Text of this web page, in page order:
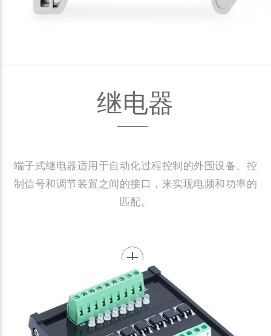
继电器
端子式继电器适用于自动化过程控制的外围设备、控
制信号和调节装置之间的接口，来实现电频和功率的
匹配。